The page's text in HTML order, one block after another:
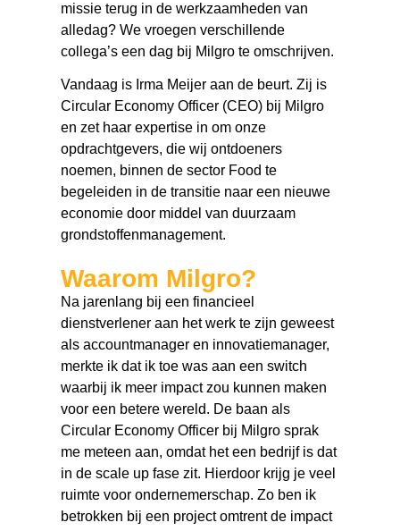
missie terug in de werkzaamheden van
alledag? We vroegen verschillende
collega’s een dag bij Milgro te omschrijven.
Vandaag is Irma Meijer aan de beurt. Zij is
Circular Economy Officer (CEO) bij Milgro
en zet haar expertise in om onze
opdrachtgevers, die wij ontdoeners
noemen, binnen de sector Food te
begeleiden in de transitie naar een nieuwe
economie door middel van duurzaam
grondstoffenmanagement.
Waarom Milgro?
Na jarenlang bij een financieel
dienstverlener aan het werk te zijn geweest
als accountmanager en innovatiemanager,
merkte ik dat ik toe was aan een switch
waarbij ik meer impact zou kunnen maken
voor een betere wereld. De baan als
Circular Economy Officer bij Milgro sprak
me meteen aan, omdat het een bedrijf is dat
in de scale up fase zit. Hierdoor krijg je veel
ruimte voor ondernemerschap. Zo ben ik
betrokken bij een project omtrent de impact